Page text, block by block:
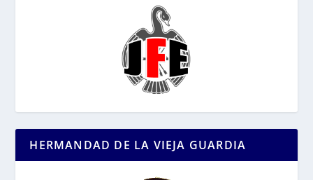
HERMANDAD DE LA VIEJA GUARDIA